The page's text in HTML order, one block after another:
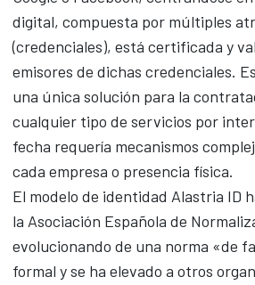
digital, compuesta por múltiples
(credenciales), está certificada y
emisores de dichas credenciales.
una única solución para la
cualquier tipo de servicios por
fecha requería mecanismos
cada empresa o presencia física.
El modelo de identidad Alastria ID
la Asociación Española de
evolucionando de una norma «de
formal y se ha elevado a otros